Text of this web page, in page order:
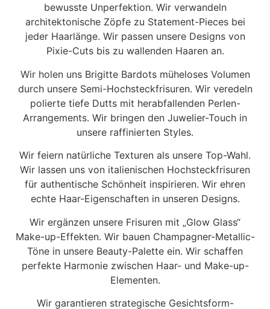
bewusste Unperfektion. Wir verwandeln
architektonische Zöpfe zu Statement-Pieces bei
jeder Haarlänge. Wir passen unsere Designs von
Pixie-Cuts bis zu wallenden Haaren an.
Wir holen uns Brigitte Bardots müheloses Volumen
durch unsere Semi-Hochsteckfrisuren. Wir veredeln
polierte tiefe Dutts mit herabfallenden Perlen-
Arrangements. Wir bringen den Juwelier-Touch in
unsere raffinierten Styles.
Wir feiern natürliche Texturen als unsere Top-Wahl.
Wir lassen uns von italienischen Hochsteckfrisuren
für authentische Schönheit inspirieren. Wir ehren
echte Haar-Eigenschaften in unseren Designs.
Wir ergänzen unsere Frisuren mit „Glow Glass“
Make-up-Effekten. Wir bauen Champagner-Metallic-
Töne in unsere Beauty-Palette ein. Wir schaffen
perfekte Harmonie zwischen Haar- und Make-up-
Elementen.
Wir garantieren strategische Gesichtsform-